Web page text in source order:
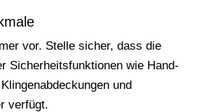
vor. Stelle sicher, dass die
Sicherheitsfunktionen wie Hand-
und
verfügt.